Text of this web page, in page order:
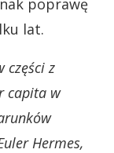
lat.
części z
capita w
Hermes,